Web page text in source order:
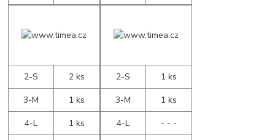
2-S
2 ks
3-M
1 ks
4-L
1 ks
2-S
1 ks
3-M
1 ks
4-L
- - -